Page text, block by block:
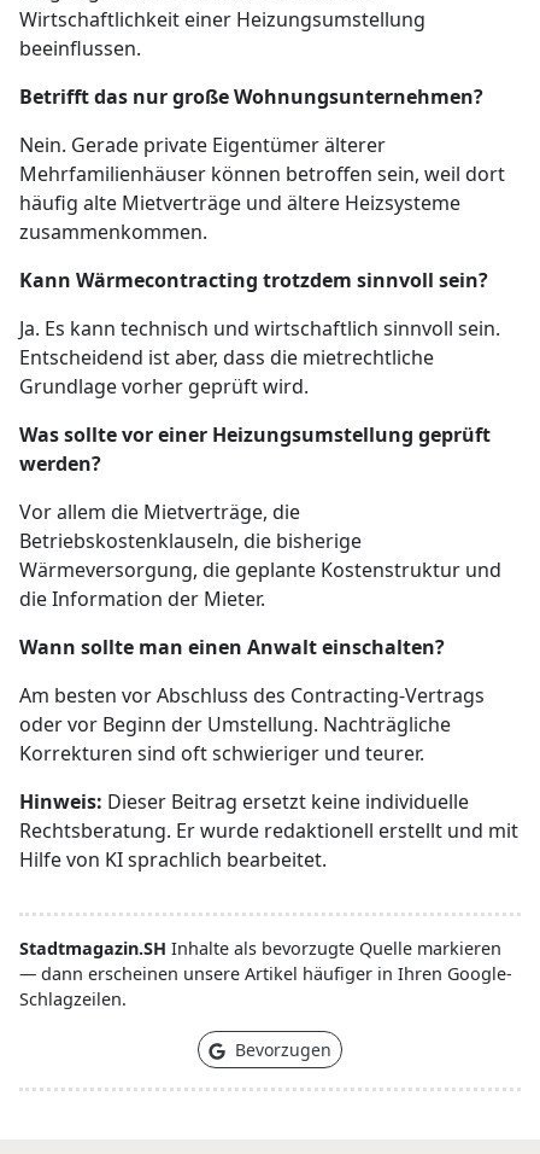
Wirtschaftlichkeit einer Heizungsumstellung
beeinflussen.
Betrifft das nur große Wohnungsunternehmen?
Nein. Gerade private Eigentümer älterer
Mehrfamilienhäuser können betroffen sein, weil dort
häufig alte Mietverträge und ältere Heizsysteme
zusammenkommen.
Kann Wärmecontracting trotzdem sinnvoll sein?
Ja. Es kann technisch und wirtschaftlich sinnvoll sein.
Entscheidend ist aber, dass die mietrechtliche
Grundlage vorher geprüft wird.
Was sollte vor einer Heizungsumstellung geprüft
werden?
Vor allem die Mietverträge, die
Betriebskostenklauseln, die bisherige
Wärmeversorgung, die geplante Kostenstruktur und
die Information der Mieter.
Wann sollte man einen Anwalt einschalten?
Am besten vor Abschluss des Contracting-Vertrags
oder vor Beginn der Umstellung. Nachträgliche
Korrekturen sind oft schwieriger und teurer.
Hinweis: Dieser Beitrag ersetzt keine individuelle
Rechtsberatung. Er wurde redaktionell erstellt und mit
Hilfe von KI sprachlich bearbeitet.
Stadtmagazin.SH Inhalte als bevorzugte Quelle markieren
— dann erscheinen unsere Artikel häufiger in Ihren Google-
Schlagzeilen.
Bevorzugen